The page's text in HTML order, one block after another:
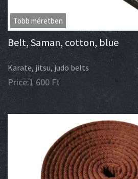
Több méretben
Belt, Saman, cotton, blue
Karate, jitsu, judo belts
Price:1 600 Ft